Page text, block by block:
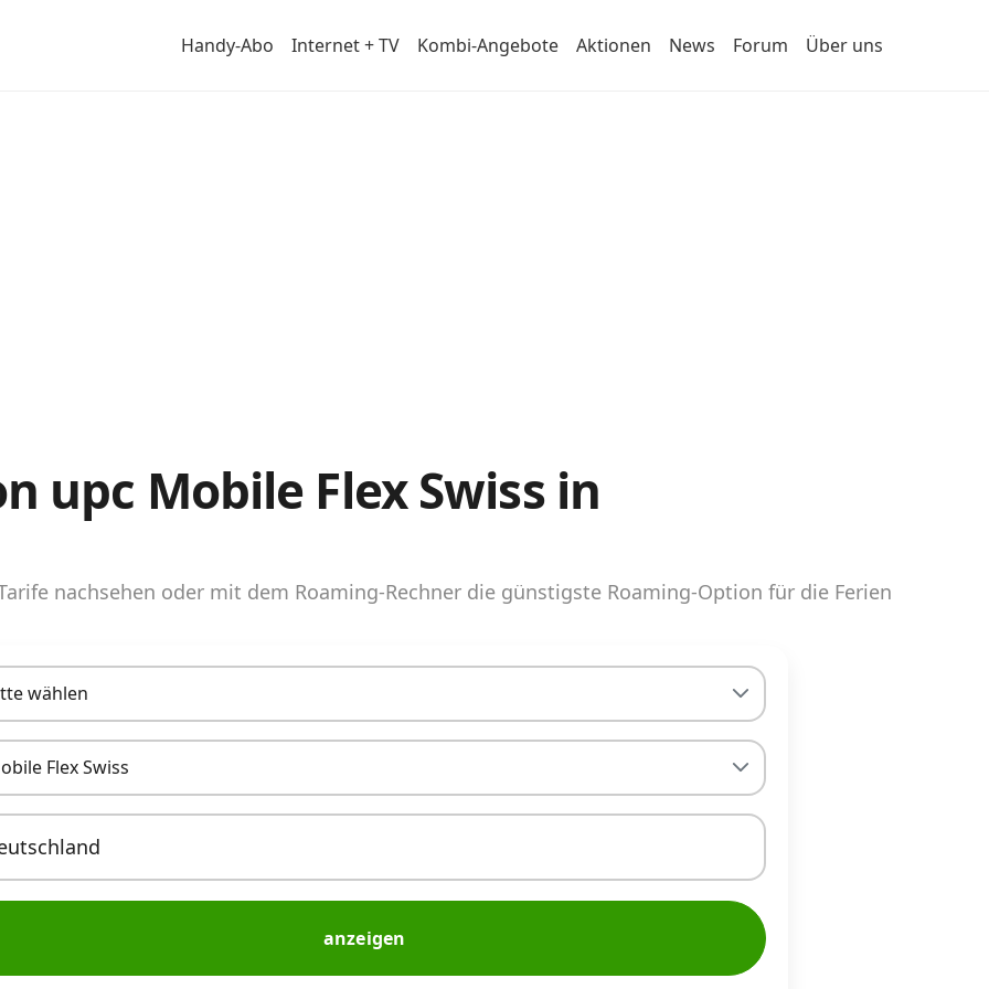
Handy-Abo Internet + TV Kombi-Angebote Aktionen News Forum Über uns
upc Mobile Flex Swiss in
nachsehen oder mit dem Roaming-Rechner die günstigste Roaming-Option für die Ferien
wählen
Flex Swiss
anzeigen